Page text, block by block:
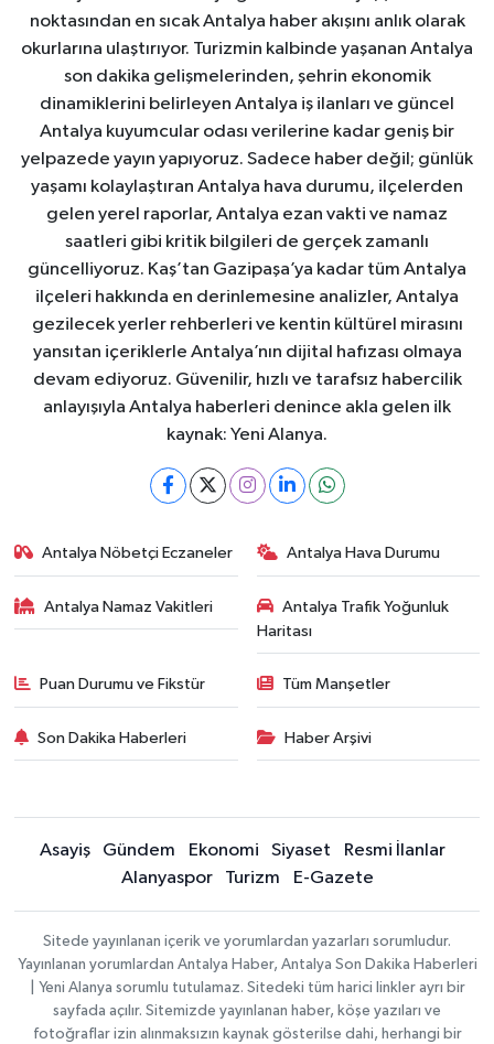
noktasından en sıcak Antalya haber akışını anlık olarak
okurlarına ulaştırıyor. Turizmin kalbinde yaşanan Antalya
son dakika gelişmelerinden, şehrin ekonomik
dinamiklerini belirleyen Antalya iş ilanları ve güncel
Antalya kuyumcular odası verilerine kadar geniş bir
yelpazede yayın yapıyoruz. Sadece haber değil; günlük
yaşamı kolaylaştıran Antalya hava durumu, ilçelerden
gelen yerel raporlar, Antalya ezan vakti ve namaz
saatleri gibi kritik bilgileri de gerçek zamanlı
güncelliyoruz. Kaş’tan Gazipaşa’ya kadar tüm Antalya
ilçeleri hakkında en derinlemesine analizler, Antalya
gezilecek yerler rehberleri ve kentin kültürel mirasını
yansıtan içeriklerle Antalya’nın dijital hafızası olmaya
devam ediyoruz. Güvenilir, hızlı ve tarafsız habercilik
anlayışıyla Antalya haberleri denince akla gelen ilk
kaynak: Yeni Alanya.
Antalya Nöbetçi Eczaneler Antalya Hava Durumu
Antalya Namaz Vakitleri
Antalya Trafik Yoğunluk
Haritası
Puan Durumu ve Fikstür Tüm Manşetler
Son Dakika Haberleri Haber Arşivi
Asayiş Gündem Ekonomi Siyaset
Resmi İlanlar
Alanyaspor
Turizm E-Gazete
Sitede yayınlanan içerik ve yorumlardan yazarları sorumludur.
Yayınlanan yorumlardan Antalya Haber, Antalya Son Dakika Haberleri
| Yeni Alanya sorumlu tutulamaz. Sitedeki tüm harici linkler ayrı bir
sayfada açılır. Sitemizde yayınlanan haber, köşe yazıları ve
fotoğraflar izin alınmaksızın kaynak gösterilse dahi, herhangi bir